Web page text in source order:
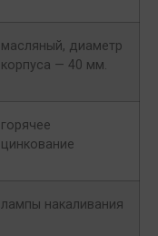
масляный, диаметр
корпуса — 40 мм.
горячее
цинкование
лампы накаливания